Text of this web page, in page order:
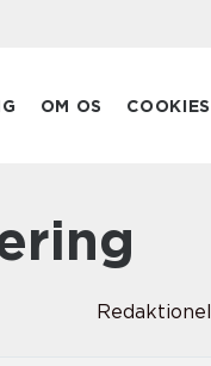
OM OS COOKIES
Redaktionel